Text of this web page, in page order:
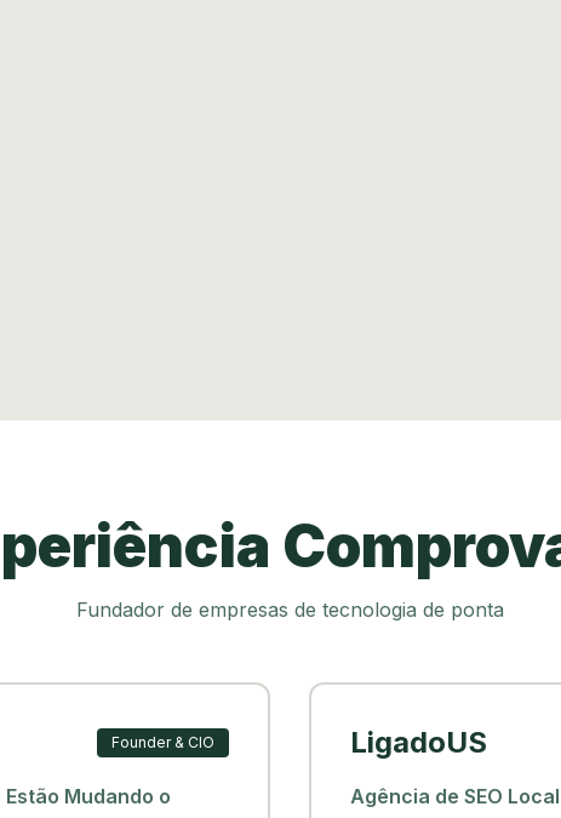
Fundador de empresas de tecnologia de ponta
Founder & CIO
Mudando o
LigadoUS
Agência de SEO